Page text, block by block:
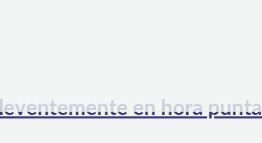
en hora punta